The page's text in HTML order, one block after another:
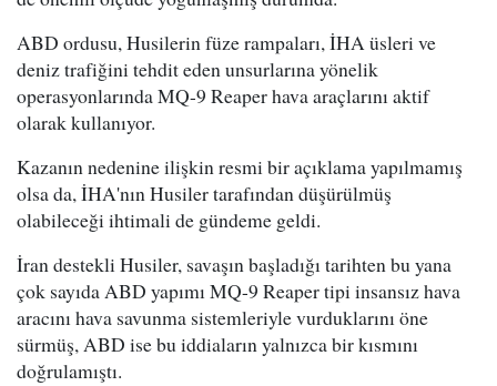
ABD ordusu, Husilerin füze rampaları, İHA üsleri ve
deniz trafiğini tehdit eden unsurlarına yönelik
operasyonlarında MQ-9 Reaper hava araçlarını aktif
olarak kullanıyor.
Kazanın nedenine ilişkin resmi bir açıklama yapılmamış
olsa da, İHA'nın Husiler tarafından düşürülmüş
olabileceği ihtimali de gündeme geldi.
İran destekli Husiler, savaşın başladığı tarihten bu yana
çok sayıda ABD yapımı MQ-9 Reaper tipi insansız hava
aracını hava savunma sistemleriyle vurduklarını öne
sürmüş, ABD ise bu iddiaların yalnızca bir kısmını
doğrulamıştı.